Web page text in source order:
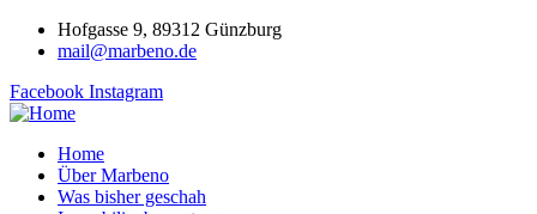
Hofgasse 9, 89312 Günzburg
mail@marbeno.de
Facebook Instagram
Home
Über Marbeno
Was bisher geschah